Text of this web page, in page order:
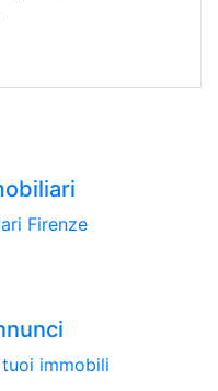
Firenze
immobili